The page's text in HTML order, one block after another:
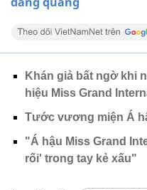
Khán giả bất ngờ khi
hiệu Miss Grand
Tước vương miện Á
"Á hậu Miss Grand
rối' trong tay kẻ xấu"